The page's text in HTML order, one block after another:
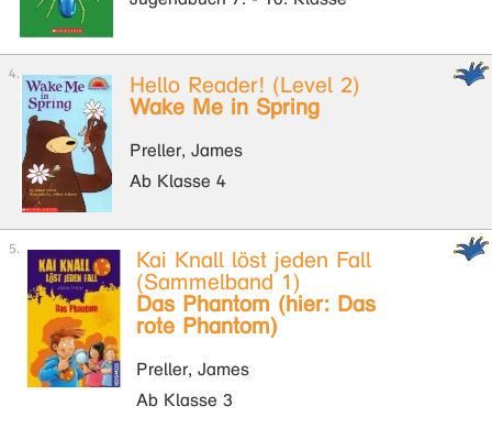
Hello Reader! (Level 2)
Wake Me in Spring
Preller, James
Ab Klasse 4
Kai Knall löst jeden Fall
(Sammelband 1)
Das Phantom (hier: Das
rote Phantom)
Preller, James
Ab Klasse 3